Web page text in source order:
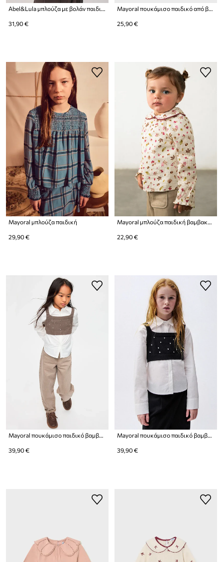
31,90 € 25,90 €
Mayoral μπλούζα παιδική
29,90 €
Mayoral μπλούζα παιδική βαμβακερή
22,90 €
Mayoral πουκάμισο παιδικό βαμβακερό
39,90 €
Mayoral πουκάμισο παιδικό βαμβακερό
39,90 €